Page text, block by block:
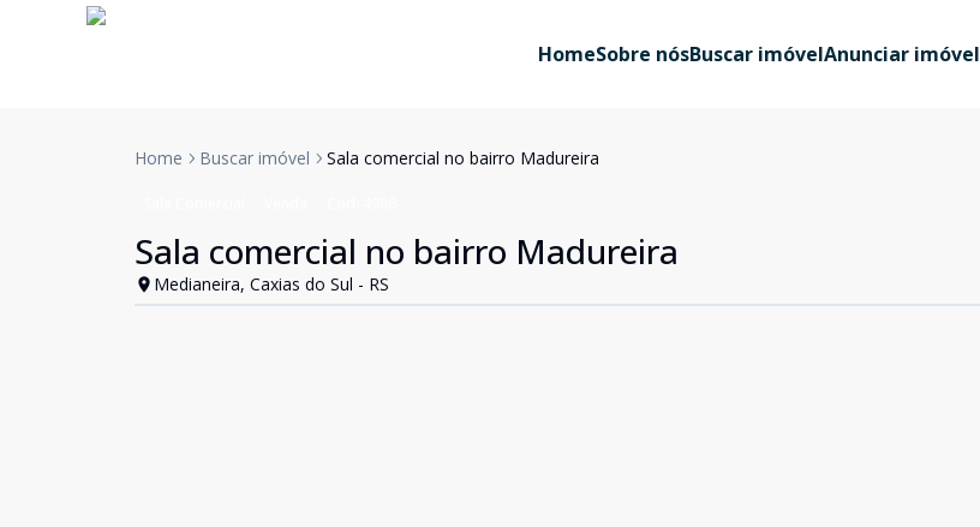
HomeSobre nósBuscar imóvelAnunciar imóvel
Home Buscar imóvel Sala comercial no bairro Madureira
Sala comercial no bairro Madureira
Medianeira, Caxias do Sul - RS